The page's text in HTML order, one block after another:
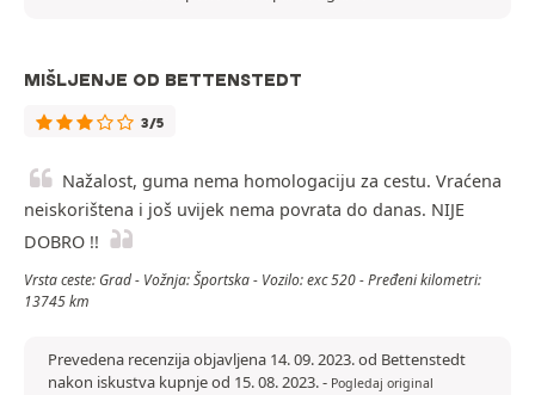
MIŠLJENJE OD BETTENSTEDT
3/5
Nažalost, guma nema homologaciju za cestu. Vraćena
neiskorištena i još uvijek nema povrata do danas. NIJE
DOBRO !!
Vrsta ceste: Grad - Vožnja: Športska - Vozilo: exc 520 - Pređeni kilometri:
13745 km
Prevedena recenzija objavljena 14. 09. 2023. od Bettenstedt
nakon iskustva kupnje od 15. 08. 2023.- Pogledaj original